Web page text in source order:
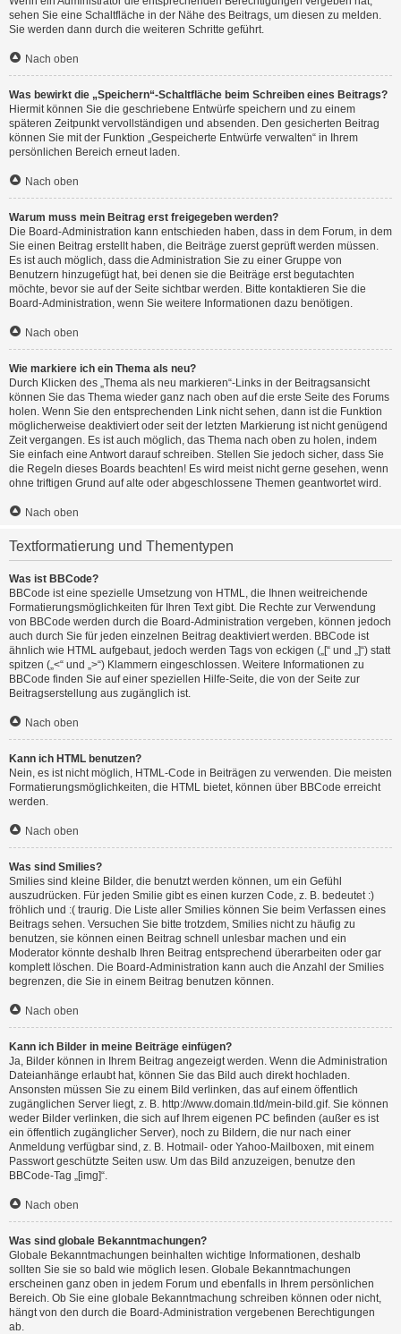
sehen Sie eine Schaltfläche in der Nähe des Beitrags, um diesen zu melden.
Sie werden dann durch die weiteren Schritte geführt.
Nach oben
Was bewirkt die „Speichern“-Schaltfläche beim Schreiben eines Beitrags?
Hiermit können Sie die geschriebene Entwürfe speichern und zu einem
späteren Zeitpunkt vervollständigen und absenden. Den gesicherten Beitrag
können Sie mit der Funktion „Gespeicherte Entwürfe verwalten“ in Ihrem
persönlichen Bereich erneut laden.
Nach oben
Warum muss mein Beitrag erst freigegeben werden?
Die Board-Administration kann entschieden haben, dass in dem Forum, in dem
Sie einen Beitrag erstellt haben, die Beiträge zuerst geprüft werden müssen.
Es ist auch möglich, dass die Administration Sie zu einer Gruppe von
Benutzern hinzugefügt hat, bei denen sie die Beiträge erst begutachten
möchte, bevor sie auf der Seite sichtbar werden. Bitte kontaktieren Sie die
Board-Administration, wenn Sie weitere Informationen dazu benötigen.
Nach oben
Wie markiere ich ein Thema als neu?
Durch Klicken des „Thema als neu markieren“-Links in der Beitragsansicht
können Sie das Thema wieder ganz nach oben auf die erste Seite des Forums
holen. Wenn Sie den entsprechenden Link nicht sehen, dann ist die Funktion
möglicherweise deaktiviert oder seit der letzten Markierung ist nicht genügend
Zeit vergangen. Es ist auch möglich, das Thema nach oben zu holen, indem
Sie einfach eine Antwort darauf schreiben. Stellen Sie jedoch sicher, dass Sie
die Regeln dieses Boards beachten! Es wird meist nicht gerne gesehen, wenn
ohne triftigen Grund auf alte oder abgeschlossene Themen geantwortet wird.
Nach oben
Textformatierung und Thementypen
Was ist BBCode?
BBCode ist eine spezielle Umsetzung von HTML, die Ihnen weitreichende
Formatierungsmöglichkeiten für Ihren Text gibt. Die Rechte zur Verwendung
von BBCode werden durch die Board-Administration vergeben, können jedoch
auch durch Sie für jeden einzelnen Beitrag deaktiviert werden. BBCode ist
ähnlich wie HTML aufgebaut, jedoch werden Tags von eckigen („[“ und „]“) statt
spitzen („<“ und „>“) Klammern eingeschlossen. Weitere Informationen zu
BBCode finden Sie auf einer speziellen Hilfe-Seite, die von der Seite zur
Beitragserstellung aus zugänglich ist.
Nach oben
Kann ich HTML benutzen?
Nein, es ist nicht möglich, HTML-Code in Beiträgen zu verwenden. Die meisten
Formatierungsmöglichkeiten, die HTML bietet, können über BBCode erreicht
werden.
Nach oben
Was sind Smilies?
Smilies sind kleine Bilder, die benutzt werden können, um ein Gefühl
auszudrücken. Für jeden Smilie gibt es einen kurzen Code, z. B. bedeutet :)
fröhlich und :( traurig. Die Liste aller Smilies können Sie beim Verfassen eines
Beitrags sehen. Versuchen Sie bitte trotzdem, Smilies nicht zu häufig zu
benutzen, sie können einen Beitrag schnell unlesbar machen und ein
Moderator könnte deshalb Ihren Beitrag entsprechend überarbeiten oder gar
komplett löschen. Die Board-Administration kann auch die Anzahl der Smilies
begrenzen, die Sie in einem Beitrag benutzen können.
Nach oben
Kann ich Bilder in meine Beiträge einfügen?
Ja, Bilder können in Ihrem Beitrag angezeigt werden. Wenn die Administration
Dateianhänge erlaubt hat, können Sie das Bild auch direkt hochladen.
Ansonsten müssen Sie zu einem Bild verlinken, das auf einem öffentlich
zugänglichen Server liegt, z. B. http://www.domain.tld/mein-bild.gif. Sie können
weder Bilder verlinken, die sich auf Ihrem eigenen PC befinden (außer es ist
ein öffentlich zugänglicher Server), noch zu Bildern, die nur nach einer
Anmeldung verfügbar sind, z. B. Hotmail- oder Yahoo-Mailboxen, mit einem
Passwort geschützte Seiten usw. Um das Bild anzuzeigen, benutze den
BBCode-Tag „[img]“.
Nach oben
Was sind globale Bekanntmachungen?
Globale Bekanntmachungen beinhalten wichtige Informationen, deshalb
sollten Sie sie so bald wie möglich lesen. Globale Bekanntmachungen
erscheinen ganz oben in jedem Forum und ebenfalls in Ihrem persönlichen
Bereich. Ob Sie eine globale Bekanntmachung schreiben können oder nicht,
hängt von den durch die Board-Administration vergebenen Berechtigungen
ab.